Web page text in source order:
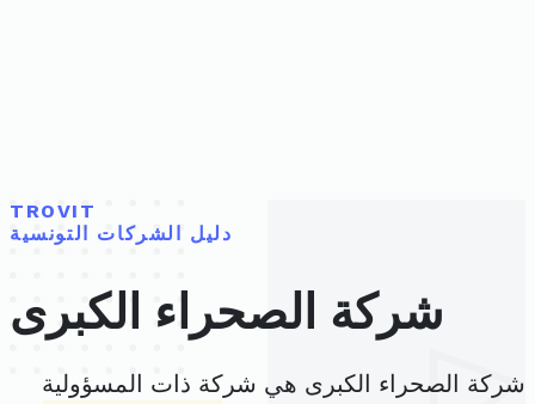
TROVIT
دليل الشركات التونسية
شركة الصحراء الكبرى
شركة الصحراء الكبرى هي شركة ذات المسؤولية